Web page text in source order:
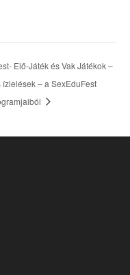
Elő-Játék és Vak Játékok –
– a SexEduFest